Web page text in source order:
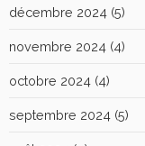
décembre 2024 (5)
novembre 2024 (4)
octobre 2024 (4)
septembre 2024 (5)